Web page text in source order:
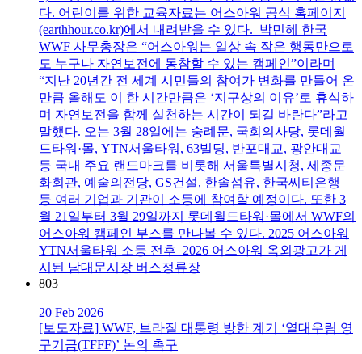
다. 어린이를 위한 교육자료는 어스아워 공식 홈페이지
(earthhour.co.kr)에서 내려받을 수 있다. 박민혜 한국
WWF 사무총장은 “어스아워는 일상 속 작은 행동만으로
도 누구나 자연보전에 동참할 수 있는 캠페인”이라며
“지난 20년간 전 세계 시민들의 참여가 변화를 만들어 온
만큼 올해도 이 한 시간만큼은 ‘지구상의 이유’로 휴식하
며 자연보전을 함께 실천하는 시간이 되길 바란다”라고
말했다. 오는 3월 28일에는 숭례문, 국회의사당, 롯데월
드타워·몰, YTN서울타워, 63빌딩, 반포대교, 광안대교
등 국내 주요 랜드마크를 비롯해 서울특별시청, 세종문
화회관, 예술의전당, GS건설, 한솔섬유, 한국씨티은행
등 여러 기업과 기관이 소등에 참여할 예정이다. 또한 3
월 21일부터 3월 29일까지 롯데월드타워·몰에서 WWF의
어스아워 캠페인 부스를 만나볼 수 있다. 2025 어스아워
YTN서울타워 소등 전후 2026 어스아워 옥외광고가 게
시된 남대문시장 버스정류장
803
20 Feb 2026
[보도자료] WWF, 브라질 대통령 방한 계기 ‘열대우림 영
구기금(TFFF)’ 논의 촉구